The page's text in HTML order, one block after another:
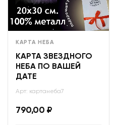
КАРТА НЕБА
КАРТА ЗВЕЗДНОГО
НЕБА ПО ВАШЕЙ
ДАТЕ
Арт: картанеба7
790,00 ₽